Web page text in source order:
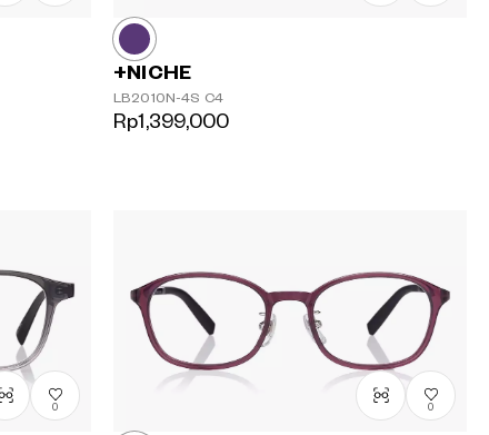
+NICHE
LB2010N-4S C4
Rp1,399,000
0 0